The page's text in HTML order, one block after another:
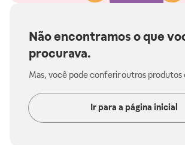
Não encontramos o que
procurava.
Mas, você pode conferir outros produtos
Ir para a página inicial